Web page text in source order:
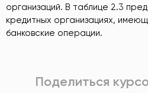
организаций. В таблице 2.3
кредитных организациях,
банковские операции.
Поделиться